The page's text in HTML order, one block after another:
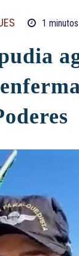
1 minutos